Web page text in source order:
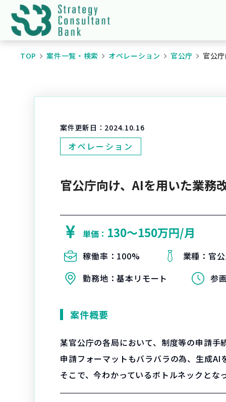
TOP 案件一覧・検索 オペレーション 官公庁 官公
案件更新日： 2024.10.16
オペレーション
官公庁向け、AIを用いた業務
単価： 130〜150万円/月
稼働率： 100% 業種： 官
勤務地：基本リモート 参
案件概要
某官公庁の各局において、制度等の申請
申請フォーマットもバラバラの為、生成
そこで、今わかっているボトルネックと